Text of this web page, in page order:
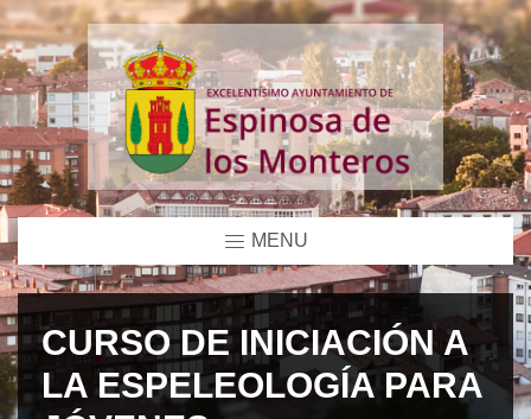
MENU
CURSO DE INICIACIÓN A
LA ESPELEOLOGÍA PARA